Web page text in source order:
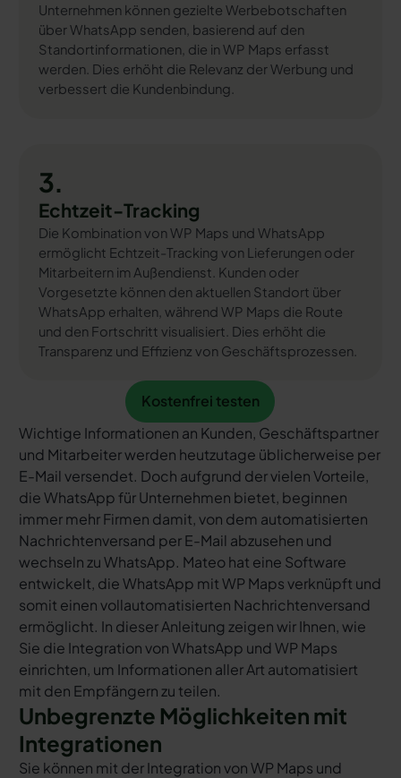
Unternehmen können gezielte Werbebotschaften
über WhatsApp senden, basierend auf den
Standortinformationen, die in WP Maps erfasst
werden. Dies erhöht die Relevanz der Werbung und
verbessert die Kundenbindung.
3.
Echtzeit-Tracking
Die Kombination von WP Maps und WhatsApp
ermöglicht Echtzeit-Tracking von Lieferungen oder
Mitarbeitern im Außendienst. Kunden oder
Vorgesetzte können den aktuellen Standort über
WhatsApp erhalten, während WP Maps die Route
und den Fortschritt visualisiert. Dies erhöht die
Transparenz und Effizienz von Geschäftsprozessen.
Kostenfrei testen
Kostenfrei testen
Wichtige Informationen an Kunden, Geschäftspartner
und Mitarbeiter werden heutzutage üblicherweise per
E-Mail versendet. Doch aufgrund der vielen Vorteile,
die WhatsApp für Unternehmen bietet, beginnen
immer mehr Firmen damit, von dem automatisierten
Nachrichtenversand per E-Mail abzusehen und
wechseln zu WhatsApp. Mateo hat eine Software
entwickelt, die WhatsApp mit WP Maps verknüpft und
somit einen vollautomatisierten Nachrichtenversand
ermöglicht. In dieser Anleitung zeigen wir Ihnen, wie
Sie die Integration von WhatsApp und WP Maps
einrichten, um Informationen aller Art automatisiert
mit den Empfängern zu teilen.
Unbegrenzte Möglichkeiten mit
Integrationen
Sie können mit der Integration von WP Maps und